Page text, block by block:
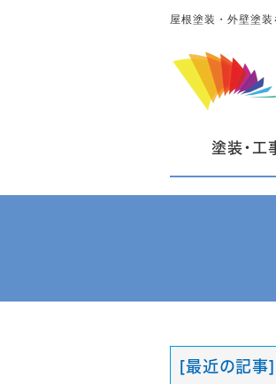
屋根塗装・外壁塗
塗装・工
[最近の記事]